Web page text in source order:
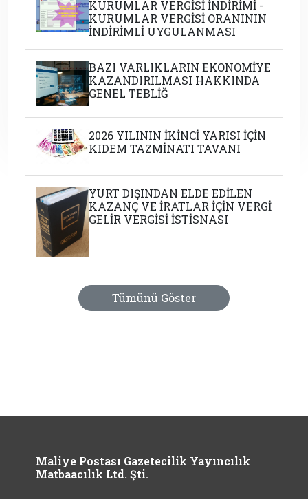
KURUMLAR VERGİSİ İNDİRİMİ -
KURUMLAR VERGİSİ ORANININ
İNDİRİMLİ UYGULANMASI
BAZI VARLIKLARIN EKONOMİYE
KAZANDIRILMASI HAKKINDA
GENEL TEBLİĞ
2026 YILININ İKİNCİ YARISI İÇİN
KIDEM TAZMİNATI TAVANI
YURT DIŞINDAN ELDE EDİLEN
KAZANÇ VE İRATLAR İÇİN VERGİ
GELİR VERGİSİ İSTİSNASI
Tümünü Göster
Maliye Postası Gazetecilik Yayıncılık
Matbaacılık Ltd. Şti.